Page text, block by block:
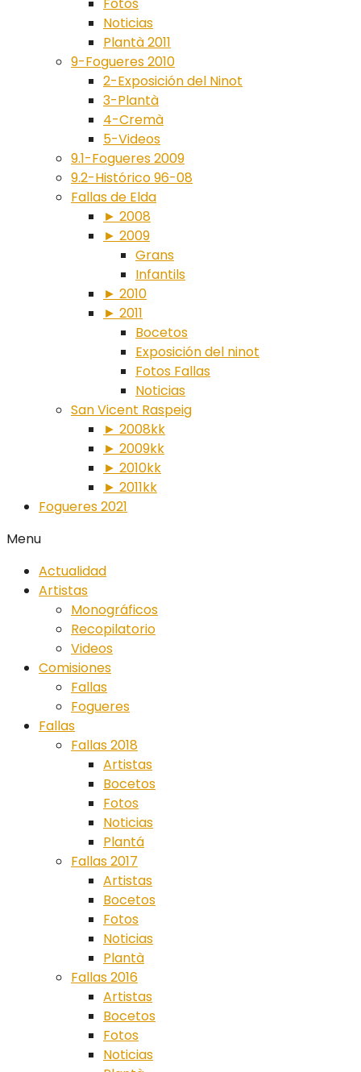
Noticias
Plantà 2011
9-Fogueres 2010
2-Exposición del Ninot
3-Plantà
4-Cremà
5-Videos
9.1-Fogueres 2009
9.2-Histórico 96-08
Fallas de Elda
► 2008
► 2009
Grans
Infantils
► 2010
► 2011
Bocetos
Exposición del ninot
Fotos Fallas
Noticias
San Vicent Raspeig
► 2008kk
► 2009kk
► 2010kk
► 2011kk
Fogueres 2021
Menu
Actualidad
Artistas
Monográficos
Recopilatorio
Videos
Comisiones
Fallas
Fogueres
Fallas
Fallas 2018
Artistas
Bocetos
Fotos
Noticias
Plantá
Fallas 2017
Artistas
Bocetos
Fotos
Noticias
Plantà
Fallas 2016
Artistas
Bocetos
Fotos
Noticias